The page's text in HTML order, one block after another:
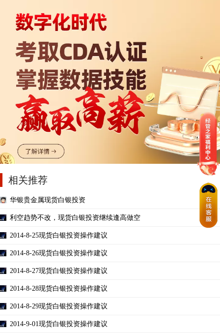
相关推荐
华银贵金属现货白银投资
利空趋势不改，现货白银投资继续逢高做空
2014-8-25现货白银投资操作建议
2014-8-26现货白银投资操作建议
2014-8-27现货白银投资操作建议
2014-8-28现货白银投资操作建议
2014-8-29现货白银投资操作建议
2014-9-01现货白银投资操作建议